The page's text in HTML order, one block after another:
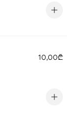
10,00₾